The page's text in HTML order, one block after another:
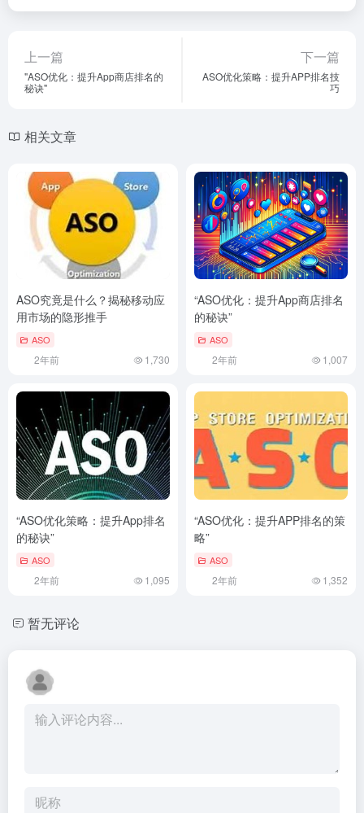
上一篇
"ASO优化：提升App商店排名的
秘诀"
下一篇
ASO优化策略：提升APP排名技
巧
相关文章
ASO究竟是什么？揭秘移动应
用市场的隐形推手
ASO
2年前 1,730
“ASO优化：提升App商店排名
的秘诀”
ASO
2年前 1,007
“ASO优化策略：提升App排名
的秘诀”
ASO
2年前 1,095
“ASO优化：提升APP排名的策
略”
ASO
2年前 1,352
暂无评论